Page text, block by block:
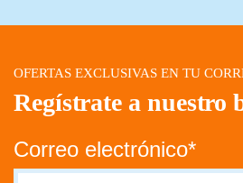
OFERTAS EXCLUSIVAS EN TU
Regístrate a nuestro
Correo electrónico*